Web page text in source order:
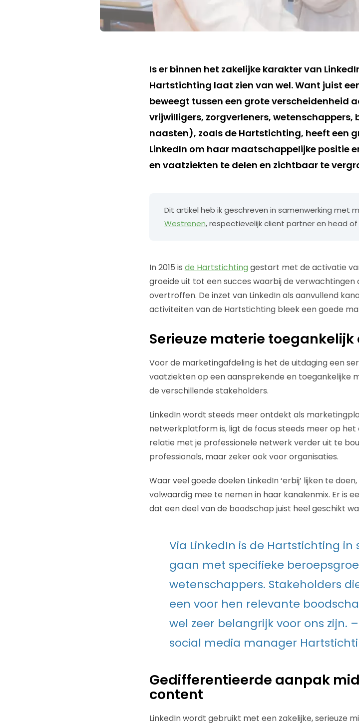
Is er binnen het zakelijke karakter van
Hartstichting laat zien van wel. Want juist
beweegt tussen een grote verscheidenheid
vrijwilligers, zorgverleners, wetenschappers,
naasten), zoals de Hartstichting, heeft een
LinkedIn om haar maatschappelijke positie
en vaatziekten te delen en zichtbaar te
Dit artikel heb ik geschreven in samenwerking met
Westrenen, respectievelijk client partner en head of
In 2015 is de Hartstichting gestart met de activatie
groeide uit tot een succes waarbij de
overtroffen. De inzet van LinkedIn als aanvullend
activiteiten van de Hartstichting bleek een goede
Serieuze materie
Voor de marketingafdeling is het de uitdaging een
vaatziekten op een aansprekende en toegankelijke
de verschillende stakeholders.
LinkedIn wordt steeds meer ontdekt als
netwerkplatform is, ligt de focus steeds meer op
relatie met je professionele netwerk verder uit te
professionals, maar zeker ook voor organisaties.
Waar veel goede doelen LinkedIn ‘erbij’ lijken te
volwaardig mee te nemen in haar kanalenmix. Er is
dat een deel van de boodschap juist heel geschikt
Via LinkedIn is de Hartstichting
gaan met specifieke
wetenschappers. Stakeholders
een voor hen relevante
wel zeer belangrijk voor ons zijn. –
social media manager
Gedifferentieerde aanpak
content
LinkedIn wordt gebruikt met een zakelijke, serieuze